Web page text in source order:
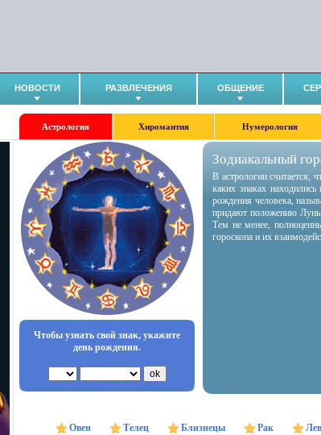
НОВОСТИ РАЗВЛЕЧЕНИЯ ОБЩЕНИЕ
Астрология Хиромантия Нумерология
Чтобы узнать свой знак, укажите
день рождения.
Зодиакальный
В астрологии считается,
каких знаках
рождения человека,
придают положению
Тем не менее,
гороскопа и их
Овен Телец Близнецы Рак Лев